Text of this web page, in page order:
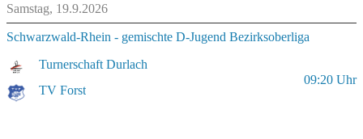
Samstag, 19.9.2026
Schwarzwald-Rhein - gemischte D-Jugend Bezirksoberliga
Turnerschaft Durlach
TV Forst
09:20 Uhr